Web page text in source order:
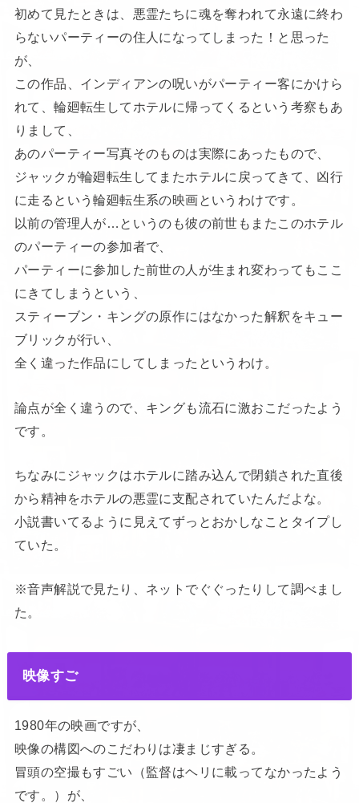
初めて見たときは、悪霊たちに魂を奪われて永遠に終わ
らないパーティーの住人になってしまった！と思った
が、
この作品、インディアンの呪いがパーティー客にかけら
れて、輪廻転生してホテルに帰ってくるという考察もあ
りまして、
あのパーティー写真そのものは実際にあったもので、
ジャックが輪廻転生してまたホテルに戻ってきて、凶行
に走るという輪廻転生系の映画というわけです。
以前の管理人が…というのも彼の前世もまたこのホテル
のパーティーの参加者で、
パーティーに参加した前世の人が生まれ変わってもここ
にきてしまうという、
スティーブン・キングの原作にはなかった解釈をキュー
ブリックが行い、
全く違った作品にしてしまったというわけ。
論点が全く違うので、キングも流石に激おこだったよう
です。
ちなみにジャックはホテルに踏み込んで閉鎖された直後
から精神をホテルの悪霊に支配されていたんだよな。
小説書いてるように見えてずっとおかしなことタイプし
ていた。
※音声解説で見たり、ネットでぐぐったりして調べまし
た。
映像すご
1980年の映画ですが、
映像の構図へのこだわりは凄まじすぎる。
冒頭の空撮もすごい（監督はヘリに載ってなかったよう
です。）が、